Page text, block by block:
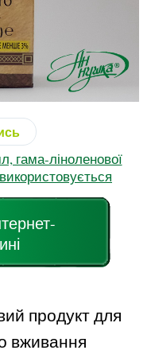
гама-ліноленової
продукт для
вживання